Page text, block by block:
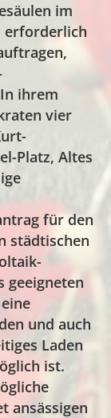
im
erforderlich
ihrem
vier
Platz, Altes
für den
städtischen
geeigneten
und auch
Laden
ist.
ansässigen